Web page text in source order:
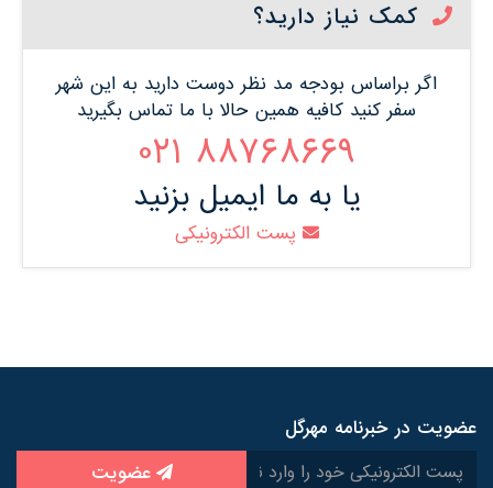
کمک نیاز دارید؟
اگر براساس بودجه مد نظر دوست دارید به این شهر
سفر کنید کافیه همین حالا با ما تماس بگیرید
88768669 021
یا به ما ایمیل بزنید
پست الکترونیکی
عضویت در خبرنامه مهرگل
عضویت